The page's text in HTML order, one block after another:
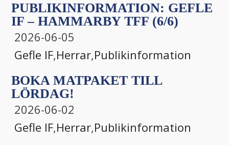
PUBLIKINFORMATION: GEFLE
IF – HAMMARBY TFF (6/6)
2026-06-05
Gefle IF,Herrar,Publikinformation
BOKA MATPAKET TILL
LÖRDAG!
2026-06-02
Gefle IF,Herrar,Publikinformation